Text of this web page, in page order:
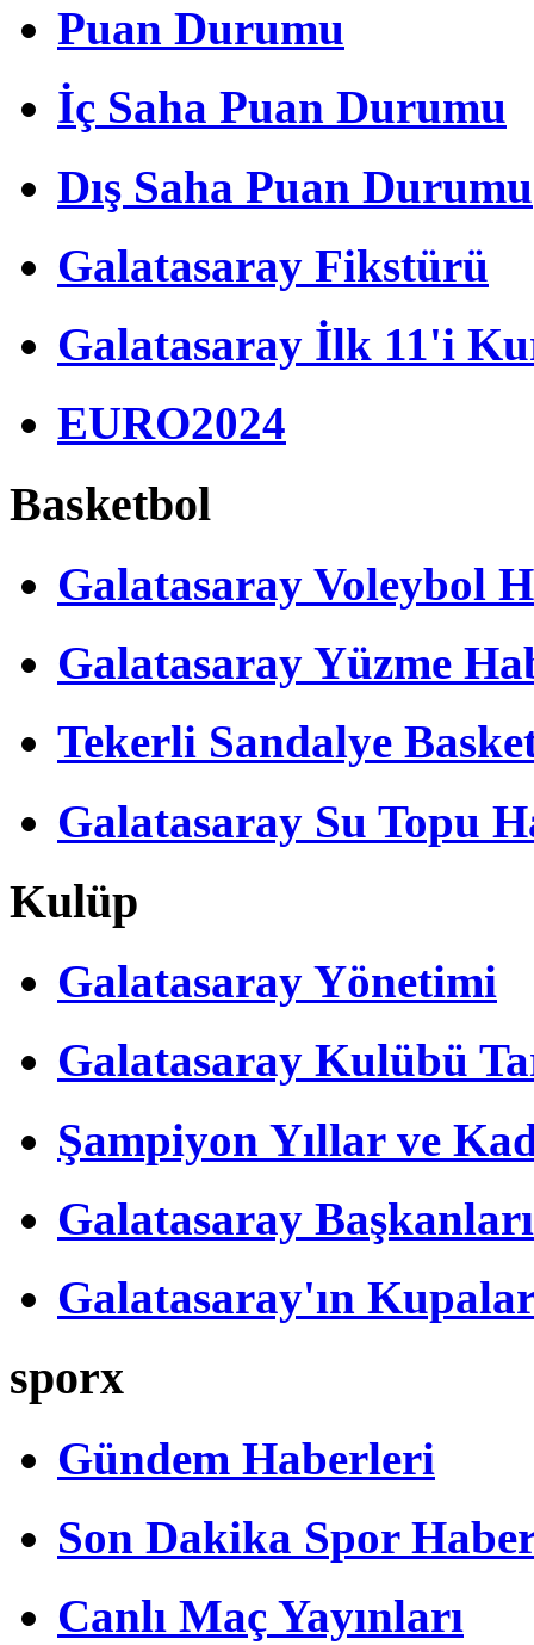
Puan Durumu
İç Saha Puan Durumu
Dış Saha Puan Durumu
Galatasaray Fikstürü
Galatasaray İlk 11'i
EURO2024
Basketbol
Galatasaray Voleybol
Galatasaray Yüzme
Tekerli Sandalye
Galatasaray Su Topu
Kulüp
Galatasaray Yönetimi
Galatasaray Kulübü
Şampiyon Yıllar ve
Galatasaray Başkanları
Galatasaray'ın
sporx
Gündem Haberleri
Son Dakika Spor
Canlı Maç Yayınları